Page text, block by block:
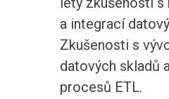
a integrací
Zkušenosti s
datových skladů
procesů ETL.